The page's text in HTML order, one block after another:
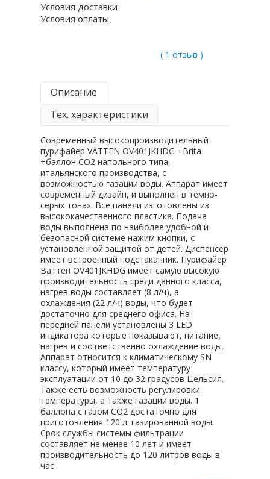
Условия доставки
Условия оплаты
( 1 отзыв )
Описание
Тех. характеристики
Современный высокопроизводительный
пурифайер VATTEN OV401JKHDG +Brita
+баллон CO2 напольного типа,
итальянского производства, с
возможностью газации воды. Аппарат имеет
современный дизайн, и выполнен в тёмно-
серых тонах. Все панели изготовлены из
высококачественного пластика. Подача
воды выполнена по наиболее удобной и
безопасной системе нажим кнопки, с
установленной защитой от детей. Диспенсер
имеет встроенный подстаканник. Пурифайер
Ваттен OV401JKHDG имеет самую высокую
производительность среди данного класса,
нагрев воды составляет (8 л/ч), а
охлаждения (22 л/ч) воды, что будет
достаточно для среднего офиса. На
передней панели установлены 3 LED
индикатора которые показывают, питание,
нагрев и соответственно охлаждение воды.
Аппарат относится к климатическому SN
классу, который имеет температуру
эксплуатации от 10 до 32 градусов Цельсия.
Также есть возможность регулировки
температуры, а также газации воды. 1
баллона с газом CO2 достаточно для
приготовления 120 л. газированной воды.
Срок службы системы фильтрации
составляет не менее 10 лет и имеет
производительность до 120 литров воды в
час.